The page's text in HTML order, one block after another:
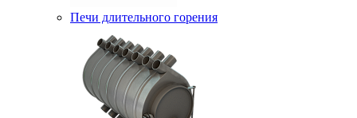
Печи длительного горения